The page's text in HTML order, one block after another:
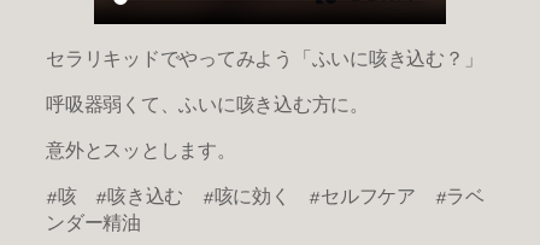
セラリキッドでやってみよう「ふいに咳き込む？」
呼吸器弱くて、ふいに咳き込む方に。
意外とスッとします。
#咳 #咳き込む #咳に効く #セルフケア #ラベ
ンダー精油